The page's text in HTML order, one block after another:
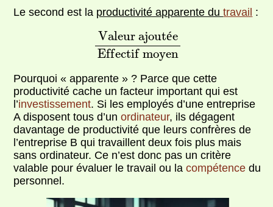
Le second est la productivité apparente dutravail :
Valeur ajoutée
Effectif moyen
Va e o é e
Pourquoi « apparente » ? Parce que cette
productivité cache un facteur important qui est
l’investissement. Si les employés d’une entreprise
A disposent tous d’unordinateur, ils dégagent
davantage de productivité que leurs confrères de
l’entreprise B qui travaillent deux fois plus mais
sans ordinateur. Ce n’est donc pas un critère
valable pour évaluer le travail ou lacompétence du
personnel.